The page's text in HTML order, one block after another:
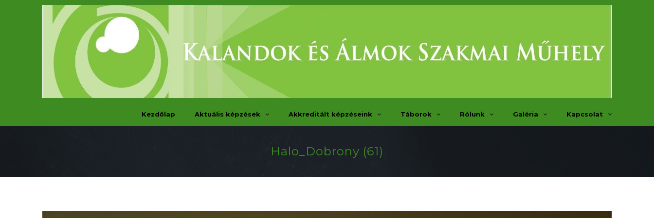
Kezdőlap Aktuális képzések Akkreditált képzéseink Táborok Rólunk Galéria Kapcsolat
Halo_Dobrony (61)